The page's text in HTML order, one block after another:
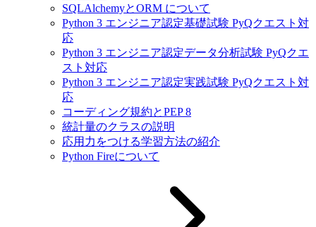
SQLAlchemyとORM について
Python 3 エンジニア認定基礎試験 PyQクエスト対
応
Python 3 エンジニア認定データ分析試験 PyQクエ
スト対応
Python 3 エンジニア認定実践試験 PyQクエスト対
応
コーディング規約とPEP 8
統計量のクラスの説明
応用力をつける学習方法の紹介
Python Fireについて